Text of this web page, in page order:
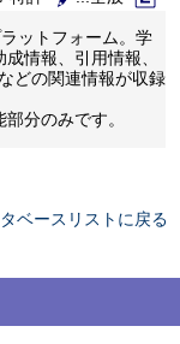
ットフォーム。学
情報、引用情報、
どの関連情報が収録
分のみです。
ベースリストに戻る